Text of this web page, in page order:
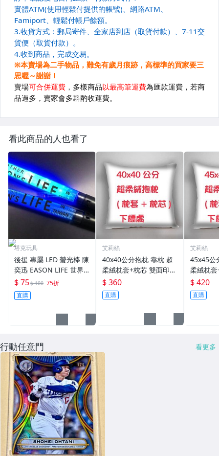
看此商品的人也看了
塔克玩具
後援 專屬 LED 螢光棒 陳
奕迅 EASON LIFE 世界
巡迴演唱會(台北站) 自取
【A11000205】
$ 75$ 100 75折
直購
艾莉絲
40x40公分抱枕 靠枕 超
柔絨枕套+枕芯 雙面印刷
雙面圖可不同 生日禮 贈
品
$ 360
直購
艾莉絲
45x45公
柔絨枕
雙面圖
品
$ 420
直購
行動任意門 看更多